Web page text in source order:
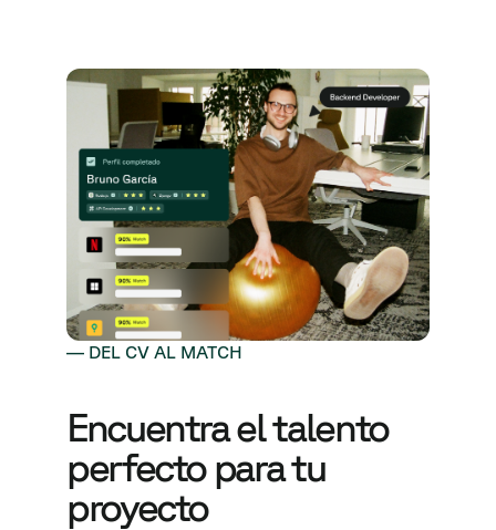
— DEL CV AL MATCH
Encuentra el talento
perfecto para tu
proyecto